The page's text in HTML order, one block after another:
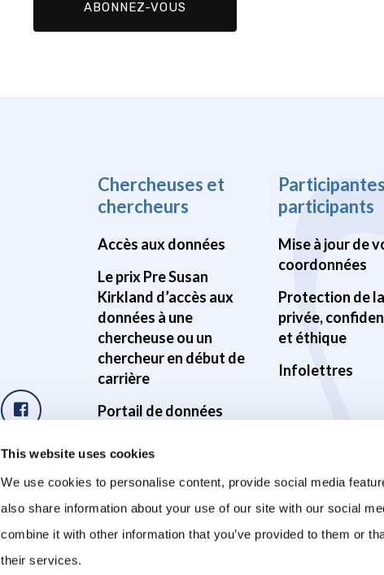
This website uses cookies
We use cookies to personalise content, provide social media
also share information about your use of our site with our social
combine it with other information that you’ve provided to them or
their services.
Chercheuses et
chercheurs
Accès aux données
Le prix Pre Susan
Kirkland d’accès aux
données à une
chercheuse ou un
chercheur en début de
carrière
Portail de données
données
cerveau
participants
Mise à jour de
coordonnées
Protection de
privée,
et éthique
Infolettres